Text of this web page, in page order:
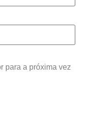
para a próxima vez